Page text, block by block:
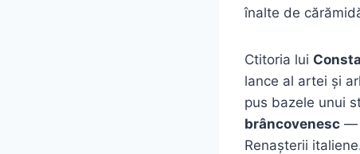
înalte de
Ctitoria lui
lance al artei și
pus bazele unui
brâncovenesc —
Renașterii